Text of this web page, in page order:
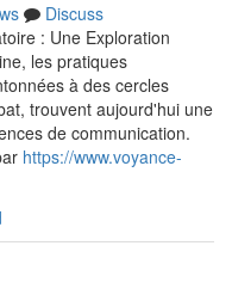
Discuss
: Une Exploration
les pratiques
à des cercles
trouvent aujourd'hui une
de communication.
https://www.voyance-